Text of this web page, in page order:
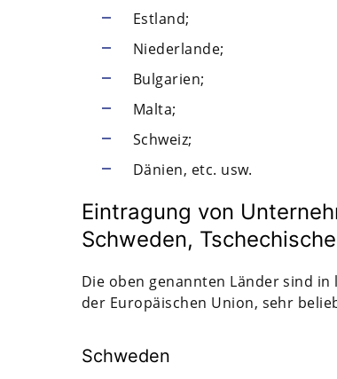
Estland;
Niederlande;
Bulgarien;
Malta;
Schweiz;
Dänien, etc. usw.
Eintragung von
Schweden,
Die oben genannten Länder sind
der Europäischen Union, sehr
Schweden